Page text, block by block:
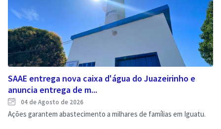
SAAE entrega nova caixa d'água do Juazeirinho e
anuncia entrega de m...
04 de Agosto de 2026
Ações garantem abastecimento a milhares de famílias em Iguatu.